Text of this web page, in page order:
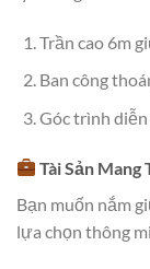
Trần cao 6m
Ban công
Góc trình
Tài Sản Mang
Bạn muốn nắm
lựa chọn thông